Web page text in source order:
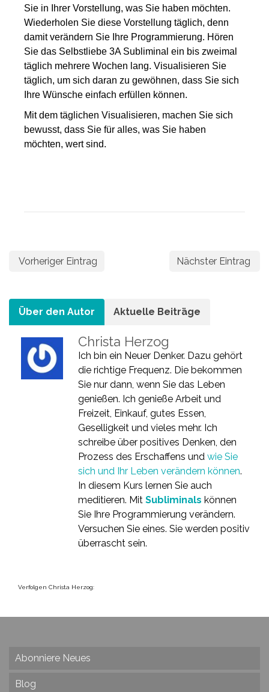
Sie in Ihrer Vorstellung, was Sie haben möchten.
Wiederholen Sie diese Vorstellung täglich, denn
damit verändern Sie Ihre Programmierung. Hören
Sie das Selbstliebe 3A Subliminal ein bis zweimal
täglich mehrere Wochen lang. Visualisieren Sie
täglich, um sich daran zu gewöhnen, dass Sie sich
Ihre Wünsche einfach erfüllen können.
Mit dem täglichen Visualisieren, machen Sie sich
bewusst, dass Sie für alles, was Sie haben
möchten, wert sind.
Vorheriger Eintrag Nächster Eintrag
Über den Autor Aktuelle Beiträge
Verfolgen Christa Herzog:
Christa Herzog
Ich bin ein Neuer Denker. Dazu gehört
die richtige Frequenz. Die bekommen
Sie nur dann, wenn Sie das Leben
genießen. Ich genieße Arbeit und
Freizeit, Einkauf, gutes Essen,
Geselligkeit und vieles mehr. Ich
schreibe über positives Denken, den
Prozess des Erschaffens und wie Sie
sich und Ihr Leben verändern können.
In diesem Kurs lernen Sie auch
meditieren. Mit Subliminals können
Sie Ihre Programmierung verändern.
Versuchen Sie eines. Sie werden positiv
überrascht sein.
Abonniere Neues
Blog